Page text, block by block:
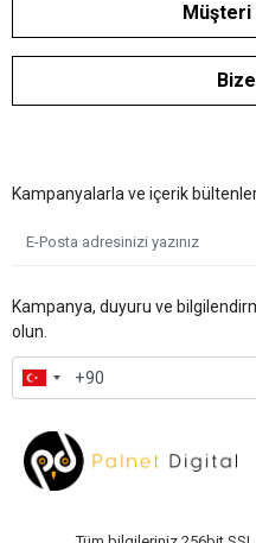
Kampanyalarla ve içerik
Kampanya, duyuru ve
olun.